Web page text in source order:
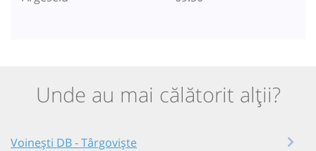
Unde au mai călătorit alții?
Voinești DB - Târgoviște